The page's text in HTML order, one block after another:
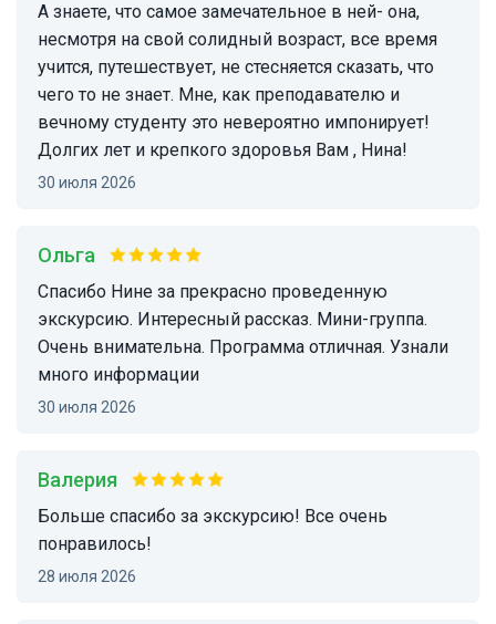
А знаете, что самое замечательное в ней- она,
несмотря на свой солидный возраст, все время
учится, путешествует, не стесняется сказать, что
чего то не знает. Мне, как преподавателю и
вечному студенту это невероятно импонирует!
Долгих лет и крепкого здоровья Вам , Нина!
30 июля 2026
Ольга
Спасибо Нине за прекрасно проведенную
экскурсию. Интересный рассказ. Мини-группа.
Очень внимательна. Программа отличная. Узнали
много информации
30 июля 2026
Валерия
Больше спасибо за экскурсию! Все очень
понравилось!
28 июля 2026